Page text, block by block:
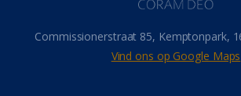
Oordeelsdag(19)
Verheerlikte liggaam
Wederkoms
(27)
Gebed(87)
Commissionerstraat 85, Kemptonpark,
Vind ons op Google Maps